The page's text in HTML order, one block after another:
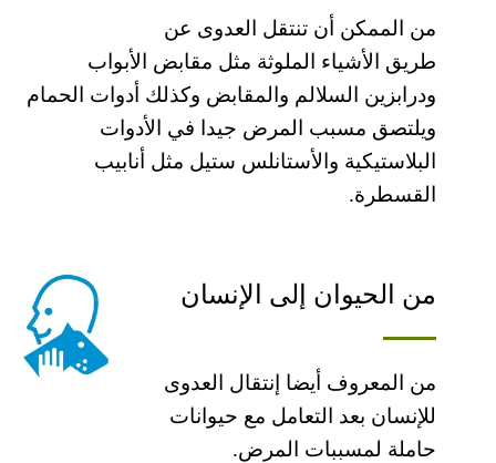
من الممكن أن تنتقل العدوى عن
طریق الأشیاء الملوثة مثل مقابض الأبواب
ودرابزین السلالم والمقابض وكذلك أدوات الحمام
ویلتصق مسبب المرض جیدا في الأدوات
البلاستیكیة والأستانلس ستیل مثل أنابیب
القسطرة.
من الحیوان إلى الإنسان
من المعروف أیضا إنتقال العدوى
للإنسان بعد التعامل مع حیوانات
حاملة لمسببات المرض.